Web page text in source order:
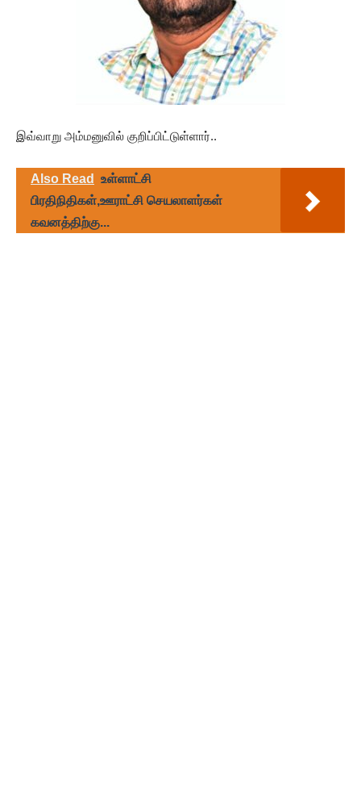
இவ்வாறு அம்மனுவில் குறிப்பிட்டுள்ளார்..
Also Read
உள்ளாட்சி
பிரதிநிதிகள்,ஊராட்சி செயலாளர்கள்
கவனத்திற்கு...